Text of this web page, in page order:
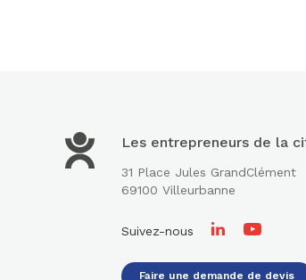
Les entrepreneurs de la
31 Place Jules GrandClément
69100 Villeurbanne
Suivez-nous
Faire une demande de devis